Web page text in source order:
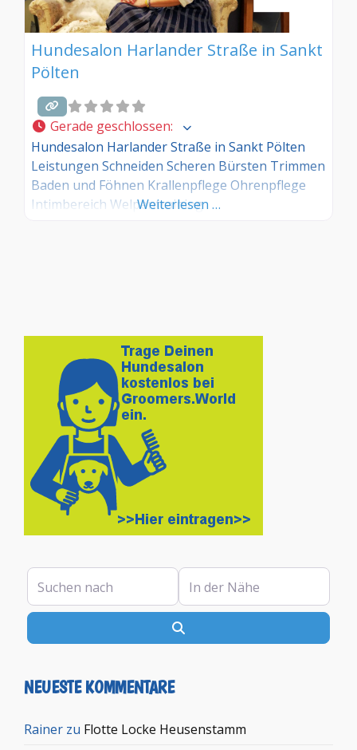
Hundesalon Harlander Straße in Sankt
Pölten
Gerade geschlossen:
Hundesalon Harlander Straße in Sankt Pölten
Leistungen Schneiden Scheren Bürsten Trimmen
Baden und Föhnen Krallenpflege Ohrenpflege
Intimbereich Welpentraining
Weiterlesen …
Suchen nach In der Nähe
NEUESTE KOMMENTARE
Rainer zu Flotte Locke Heusenstamm